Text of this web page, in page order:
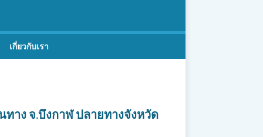
เกี่ยวกับเรา
ทาง จ.บึงกาฬ ปลายทางจังหวัด